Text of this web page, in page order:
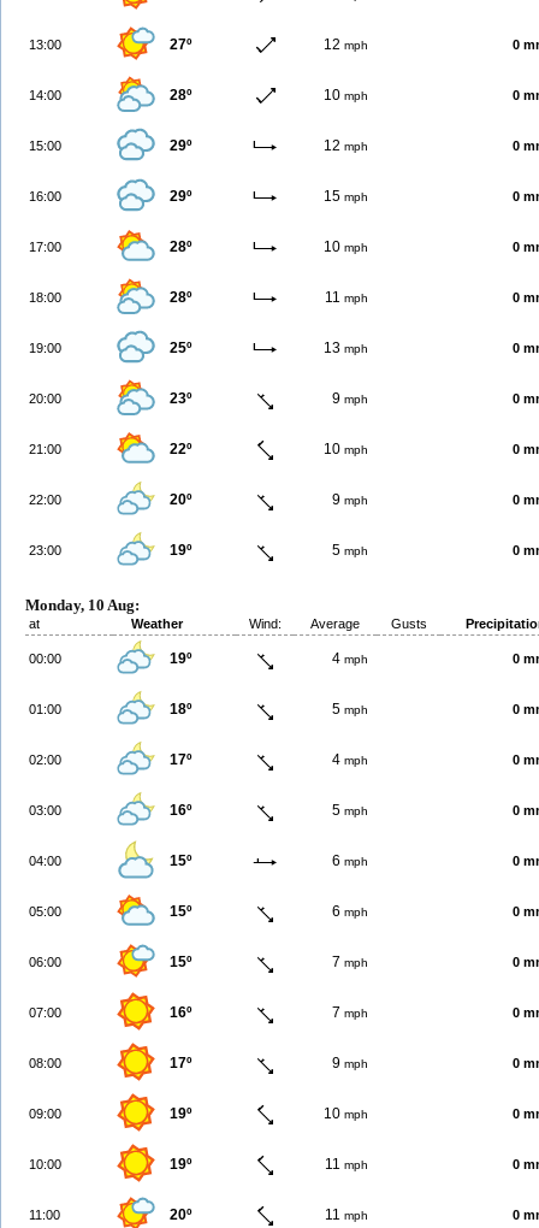
13:00 27º 12 mph 0
14:00 28º 10 mph 0
15:00 29º 12 mph 0
16:00 29º 15 mph 0
17:00 28º 10 mph 0
18:00 28º 11 mph 0
19:00 25º 13 mph 0
20:00 23º 9 mph 0
21:00 22º 10 mph 0
22:00 20º 9 mph 0
23:00 19º 5 mph 0
Monday, 10 Aug:
at Weather Wind: Average Gusts
00:00 19º 4 mph 0
01:00 18º 5 mph 0
02:00 17º 4 mph 0
03:00 16º 5 mph 0
04:00 15º 6 mph 0
05:00 15º 6 mph 0
06:00 15º 7 mph 0
07:00 16º 7 mph 0
08:00 17º 9 mph 0
09:00 19º 10 mph 0
10:00 19º 11 mph 0
11:00 20º 11 mph 0